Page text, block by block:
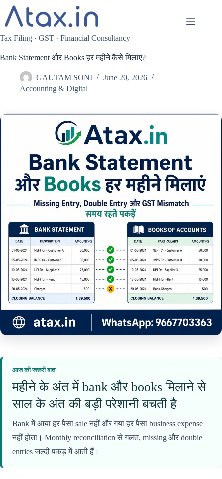
Skip
content
Tax Filing · GST · Financial Consultancy
Bank Statement और Books हर महीने कैसे मिलाएं?
GAUTAM SONI
June 20, 2026
Accounting & Digital
आज की जरूरी बात
महीने के अंत में bank और books मिलाने से
साल के अंत की बड़ी परेशानी बचती है
Bank में आया हर पैसा sale नहीं और गया हर पैसा business expense
नहीं होता। Monthly reconciliation से गलत, missing और double
entries जल्दी पकड़ में आती हैं।